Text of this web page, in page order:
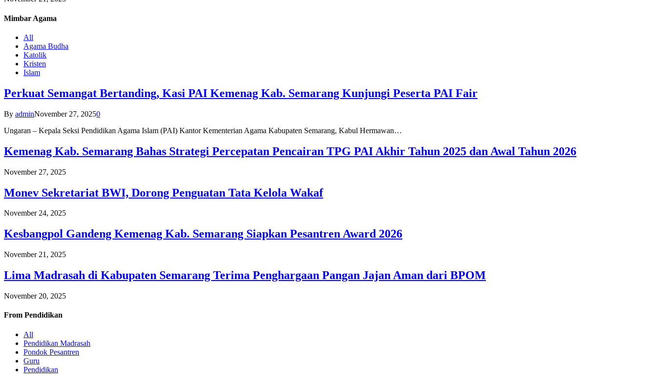
Mimbar Agama
All
Agama Budha
Katolik
Kristen
Islam
Perkuat Semangat Bertanding, Kasi PAI Kemenag Kab. Semarang Kunjungi Peserta PAI Fair
By adminNovember 27, 20250
Ungaran – Kepala Seksi Pendidikan Agama Islam (PAI) Kantor Kementerian Agama Kabupaten Semarang, Kabul Hermawan…
Kemenag Kab. Semarang Bahas Strategi Percepatan Pencairan TPG PAI Akhir Tahun 2025 dan Awal Tahun 2026
November 27, 2025
Monev Sekretariat BWI, Dorong Penguatan Tata Kelola Wakaf
November 24, 2025
Kesbangpol Gandeng Kemenag Kab. Semarang Siapkan Pesantren Award 2026
November 21, 2025
Lima Madrasah di Kabupaten Semarang Terima Penghargaan Pangan Jajan Aman dari BPOM
November 20, 2025
From Pendidikan
All
Pendidikan Madrasah
Pondok Pesantren
Guru
Pendidikan